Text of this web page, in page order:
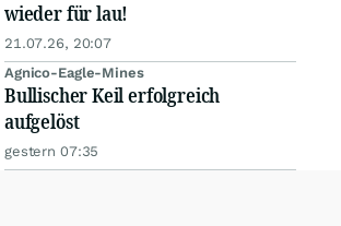
wieder für lau!
21.07.26, 20:07
Agnico-Eagle-Mines
Bullischer Keil erfolgreich
aufgelöst
gestern 07:35